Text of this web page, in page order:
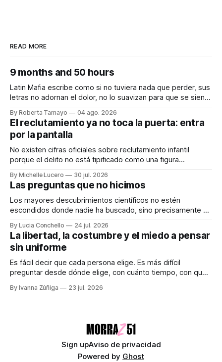
READ MORE
9 months and 50 hours
Latin Mafia escribe como si no tuviera nada que perder, sus
letras no adornan el dolor, no lo suavizan para que se sienta
Audiocolumna0:00/231.241× Hay proyectos que se
anuncian con meses de anticipación, con teasers
calculados, con campañas para crear expectativas
By Roberta Tamayo 04 ago. 2026
El reclutamiento ya no toca la puerta: entra
por la pantalla
No existen cifras oficiales sobre reclutamiento infantil
porque el delito no está tipificado como una figura
"hola". Así de simple, así de peligroso. Las recientes
desapariciones de adolescentes en Jalisco han vuelto a
encender una alerta que desde hace años
By Michelle Lucero 30 jul. 2026
Las preguntas que no hicimos
Los mayores descubrimientos científicos no estén
escondidos donde nadie ha buscado, sino precisamente en
explorados. Audiocolumna0:00/251.761× Lo femenino
como punto ciego en la ciencia La ciencia promete una
visión objetiva de la realidad. Creemos que avanza guiada
únicamente por la
By Lucia Conchello 24 jul. 2026
La libertad, la costumbre y el miedo a pensar
sin uniforme
Es fácil decir que cada persona elige. Es más difícil
preguntar desde dónde elige, con cuánto tiempo, con qué
Audiocolumna0:00/580.5121× "Free as a Bird" - The
By Ivanna Zúñiga 23 jul. 2026
Sign upAviso de privacidad
Powered by Ghost